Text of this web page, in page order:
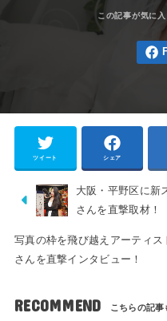
ツイート シェア
大阪・平野区に新
さんを直撃取材！
写真の枠を飛び越えアーティ
さんを直撃インタビュー！
RECOMMEND